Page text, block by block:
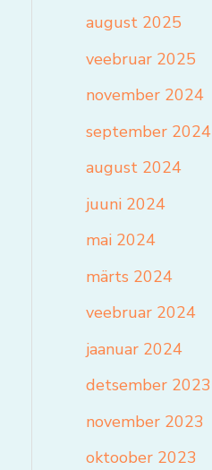
august 2025
veebruar 2025
november 2024
september 2024
august 2024
juuni 2024
mai 2024
märts 2024
veebruar 2024
jaanuar 2024
detsember 2023
november 2023
oktoober 2023